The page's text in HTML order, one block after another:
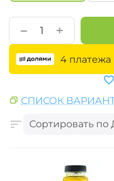
+
−
4 платежа
СПИСОК
Сортировать по